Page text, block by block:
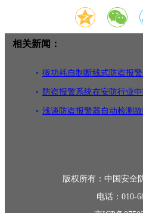
相关新闻：
微功耗自制断线式防盗报
防盗报警系统在安防行业
浅谈防盗报警器自动检测
版权所有：中国安全
电话：010-